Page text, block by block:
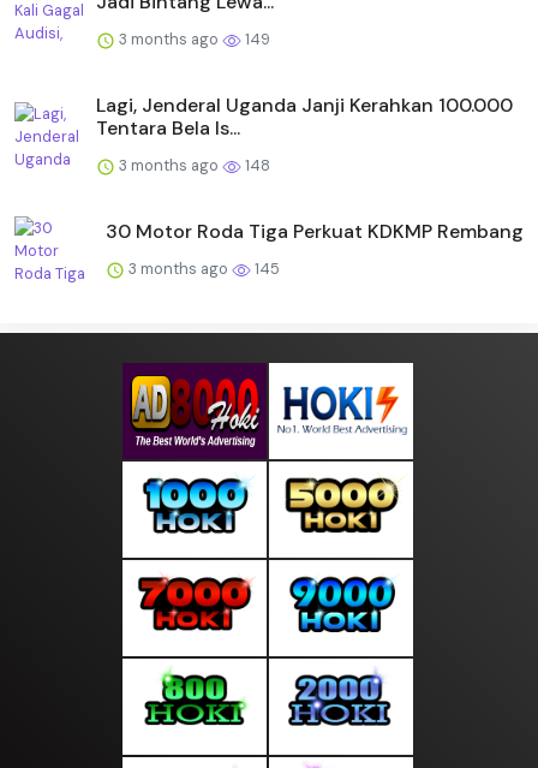
3 months ago 149
Lagi, Jenderal Uganda Janji Kerahkan 100.000
Tentara Bela Is...
3 months ago 148
30 Motor Roda Tiga Perkuat KDKMP Rembang
3 months ago 145